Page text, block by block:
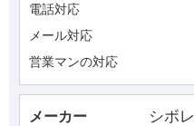
電話対応
メール対応
営業マンの対応
メーカー シボ